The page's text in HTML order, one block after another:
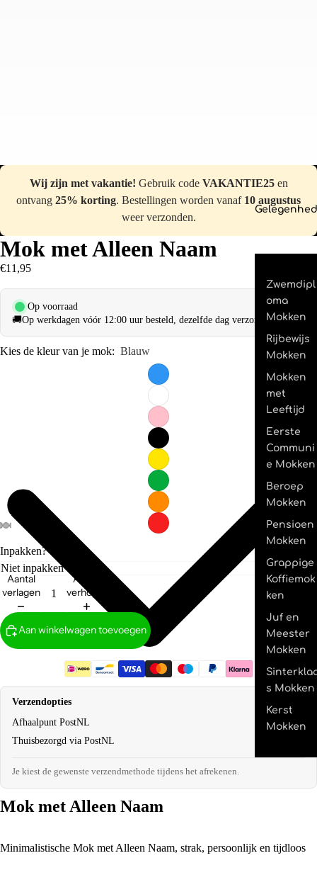
Zwemdipl
oma
Mokken
Rijbewijs
Mokken
Mokken
met
Leeftijd
Eerste
Communi
e Mokken
Beroep
Mokken
Pensioen
Mokken
Grappige
Koffiemok
ken
Juf en
Meester
Mokken
s Mokken
Kerst
Mokken
Wij zijn met vakantie! Gebruik code VAKANTIE25en
ontvang 25% korting. Bestellingen worden vanaf 10 augustus
weer verzonden.
Mok met Alleen Naam
€11,95
Op voorraad
🚚Op werkdagen vóór 12:00 uur besteld, dezelfde dag verzonden.
Kies de kleur van je mok: Blauw
Inpakken?
Aantal
verlagen
Aantal
verhogen
Aan winkelwagen toevoegen
Verzendopties
Afhaalpunt PostNL
€2,95
Thuisbezorgd via PostNL
Je kiest de gewenste verzendmethode tijdens het afrekenen.
Mok met Alleen Naam
Minimalistische Mok met Alleen Naam, strak, persoonlijk en tijdloos